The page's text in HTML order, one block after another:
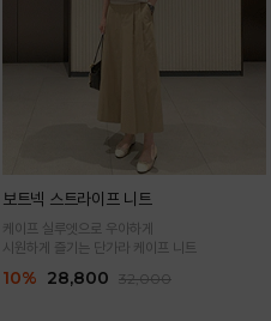
보트넥 스트라이프 니트
케이프 실루엣으로 우아하게
시원하게 즐기는 단가라 케이프 니트
10% 28,800 32,000